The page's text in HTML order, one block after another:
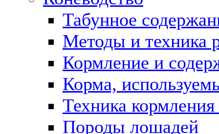
Табунное
Методы и техника
Кормление и
Корма,
Техника
Породы лошадей